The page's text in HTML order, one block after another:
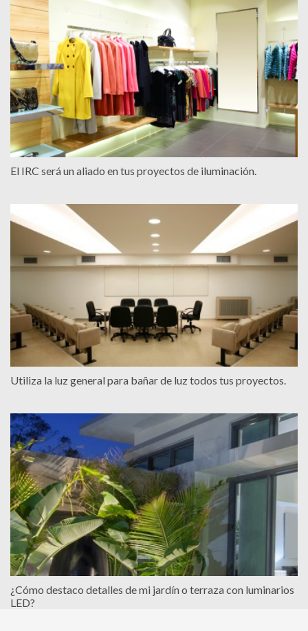
El IRC será un aliado en tus proyectos de iluminación.
Utiliza la luz general para bañar de luz todos tus proyectos.
¿Cómo destaco detalles de mi jardín o terraza con luminarios
LED?